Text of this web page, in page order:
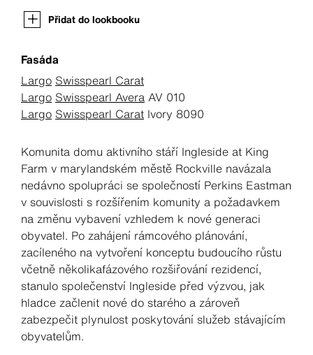
Přidat do lookbooku
Fasáda
Largo Swisspearl Carat
Largo Swisspearl Avera AV 010
Largo Swisspearl Carat Ivory 8090
Komunita domu aktivního stáří Ingleside at King
Farm v marylandském městě Rockville navázala
nedávno spolupráci se společností Perkins Eastman
v souvislosti s rozšířením komunity a požadavkem
na změnu vybavení vzhledem k nové generaci
obyvatel. Po zahájení rámcového plánování,
zacíleného na vytvoření konceptu budoucího růstu
včetně několikafázového rozšiřování rezidencí,
stanulo společenství Ingleside před výzvou, jak
hladce začlenit nové do starého a zároveň
zabezpečit plynulost poskytování služeb stávajícím
obyvatelům.